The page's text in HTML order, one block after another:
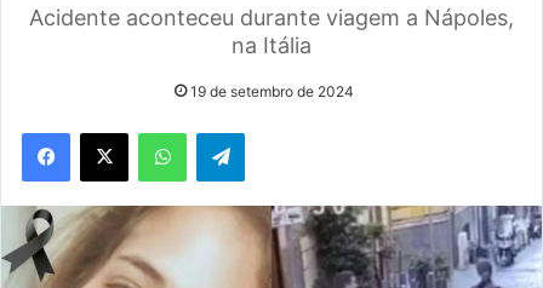
Acidente aconteceu durante viagem a Nápoles,
na Itália
19 de setembro de 2024
WhatsAppTelegram